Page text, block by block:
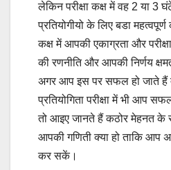
लेकिन परीक्षा कक्ष में वह 2 या 3
प्रतियोगीयो के लिए बडा
कक्ष में आपकी एकाग्रता और
की रणनीति और आपकी निर्णय
अगर आप इस पर सफल हो जाते हैं
प्रतियोगिता परीक्षा में भी आप
तो आइए जानते हैं कठोर मेहनत के
आपकी गणिती क्या हो ताकि आप
कर सकें।